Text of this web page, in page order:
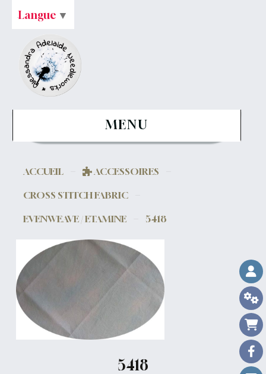
MENU
ACCUEIL
ACCESSOIRES
CROSS STITCH FABRIC
EVENWEAVE / ETAMINE
5418
5418
Langue ▼